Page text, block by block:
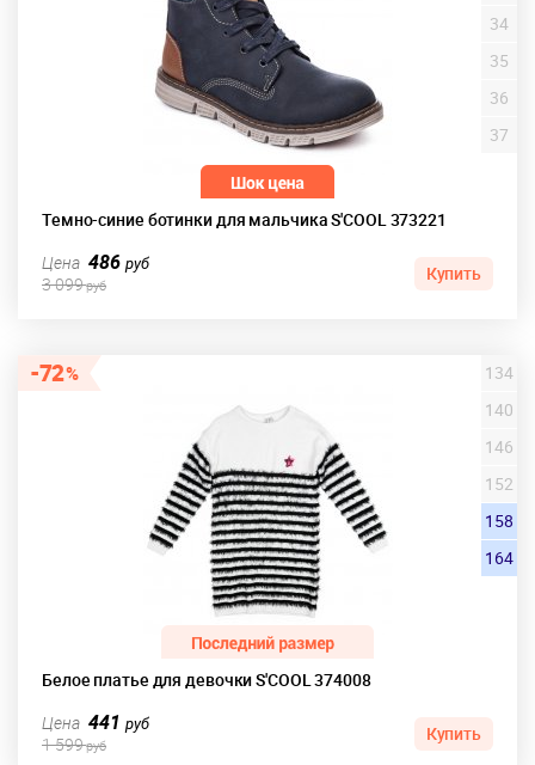
Темно-синие ботинки для мальчика S'COOL 373221
34
35
36
37
Цена 486руб
3 099руб
Купить
72
Белое платье для девочки S'COOL 374008
134
140
146
152
158
164
Цена 441руб
1 599руб
Купить